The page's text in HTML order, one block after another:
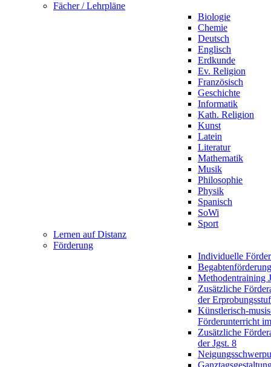
Fächer / Lehrpläne
Biologie
Chemie
Deutsch
Englisch
Erdkunde
Ev. Religion
Französisch
Geschichte
Informatik
Kath. Religion
Kunst
Latein
Literatur
Mathematik
Musik
Philosophie
Physik
Spanisch
SoWi
Sport
Lernen auf Distanz
Förderung
Individuelle
Begabtenförderung
Methodentraining
Zusätzliche
der
Künstlerisch-
Förderunterricht
Zusätzliche
der Jgst. 8